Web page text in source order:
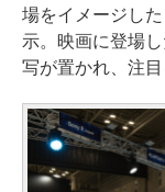
場をイメージし
示。映画に登場
写が置かれ、注目